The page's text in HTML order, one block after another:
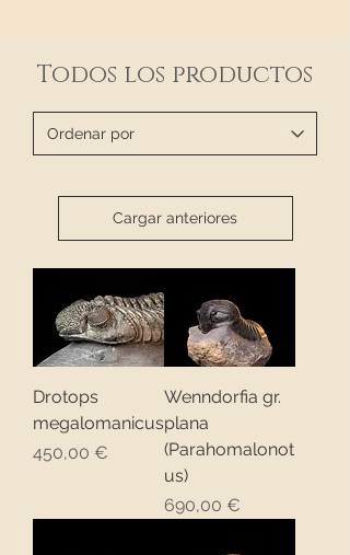
Todos los productos
Cargar anteriores
Drotops
megalomanicus
Precio
450,00 €
Wenndorfia gr.
plana
(Parahomalonot
us)
Precio
690,00 €